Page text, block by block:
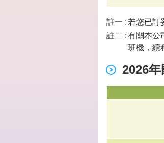
註一 : 若您已訂
註二 :有關本公
班機，續
2026